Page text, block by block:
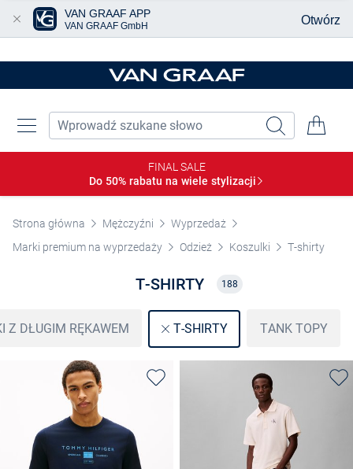
FINAL SALE
Do 50% rabatu na wiele stylizacji
Strona główna Mężczyźni
Wyprzedaż
Marki premium na wyprzedaży
Odzież Koszulki T-shirty
T-SHIRTY 188
Z DŁUGIM RĘKAWEM T-SHIRTY TANK TOPY
VAN GRAAF APP
VAN GRAAF GmbH Otwórz